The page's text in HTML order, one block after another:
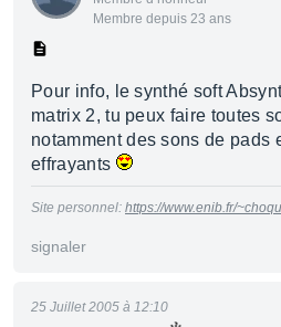
Membre depuis 23 ans
Pour info, le synthé soft
matrix 2, tu peux faire toutes
notamment des sons de pads
effrayants
Site personnel: https://www.enib.fr/
signaler
25 Juillet 2005 à 12:10